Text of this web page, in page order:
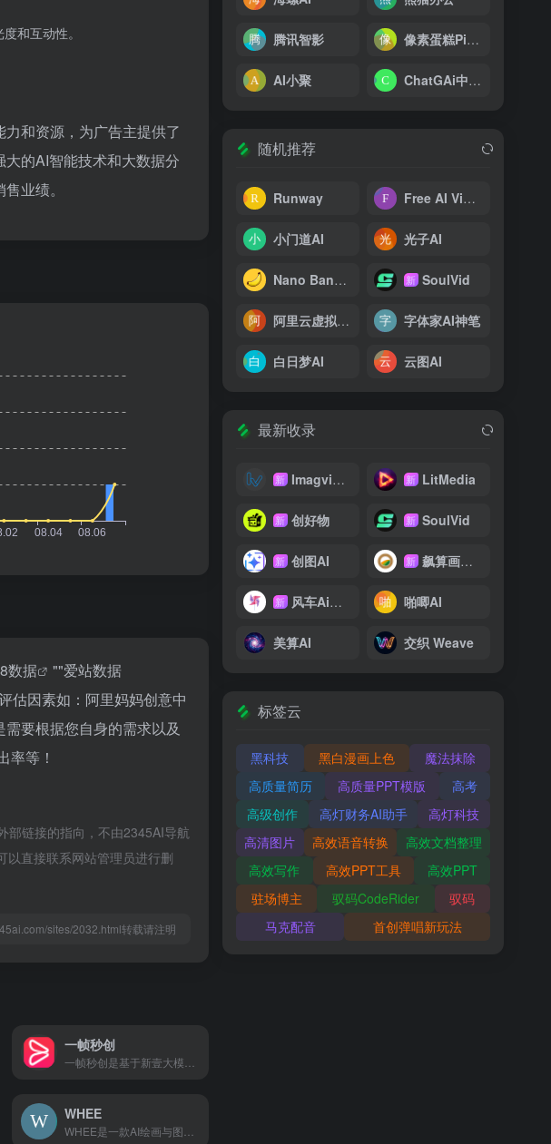
和互动性。
和资源，为广告主提供了
的AI智能技术和大数据分
业绩。
数据 ""爱站数据
估因素如：阿里妈妈创意中
要根据您自身的需求以及
率等！
部链接的指向，不由2345AI导航
以直接联系网站管理员进行删
sites/2032.html转载请注明
一帧秒创
WHEE
腾讯智影 像素蛋糕PixCake
AI小聚 ChatGAi中文版
随机推荐
Runway Free AI Video Generator
小门道AI 光子AI
Nano Banana 2 新 SoulVid
阿里云虚拟数字人 字体家AI神笔
白日梦AI 云图AI
最新收录
新 Imagvio AI 新 LitMedia
新 创好物 新 SoulVid
新 创图AI 新 飙算画影网
新 风车Ai翻译 啪唧AI
美算AI 交织 Weave
标签云
黑科技 黑白漫画上色
魔法抹除
高质量简历
高质量PPT模版
高考
高级创作
高灯财务AI助手
高灯科技
高清图片
高效语音转换
高效文档整理
高效写作
高效PPT工具
高效PPT
驻场博主
驭码CodeRider
驭码
马克配音
首创弹唱新玩法